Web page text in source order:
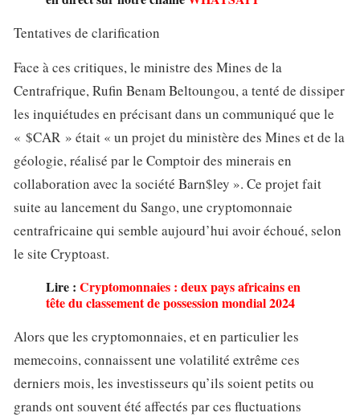
Tentatives de clarification
Face à ces critiques, le ministre des Mines de la
Centrafrique, Rufin Benam Beltoungou, a tenté de dissiper
les inquiétudes en précisant dans un communiqué que le
« $CAR » était « un projet du ministère des Mines et de la
géologie, réalisé par le Comptoir des minerais en
collaboration avec la société Barn$ley ». Ce projet fait
suite au lancement du Sango, une cryptomonnaie
centrafricaine qui semble aujourd’hui avoir échoué, selon
le site Cryptoast.
Lire : Cryptomonnaies : deux pays africains en
tête du classement de possession mondial 2024
Alors que les cryptomonnaies, et en particulier les
memecoins, connaissent une volatilité extrême ces
derniers mois, les investisseurs qu’ils soient petits ou
grands ont souvent été affectés par ces fluctuations